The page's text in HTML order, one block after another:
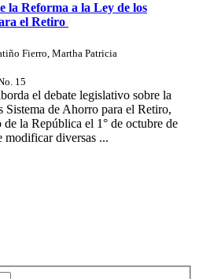
la Reforma a la Ley de los
el Retiro
Fierro, Martha Patricia
15
el debate legislativo sobre la
Sistema de Ahorro para el Retiro,
de la República el 1° de octubre de
diversas ...